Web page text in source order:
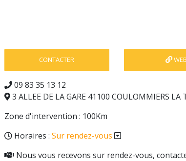
CONTACTER WEB
09 83 35 13 12
3 ALLEE DE LA GARE 41100 COULOMMIERS LA
Zone d'intervention : 100Km
Horaires : Sur rendez-vous
Nous vous recevons sur rendez-vous,